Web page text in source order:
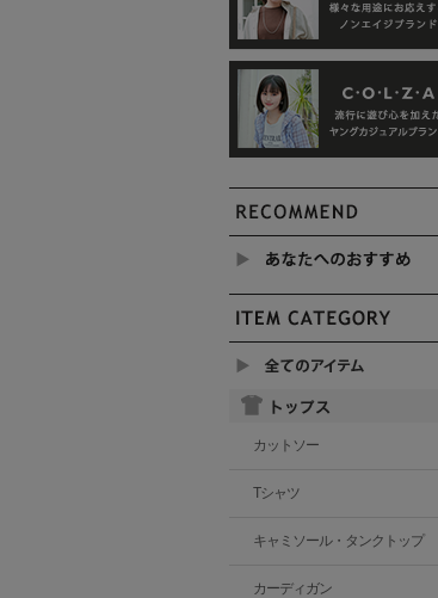
カットソー
Tシャツ
キャミソール・タンクトップ
カーディガン